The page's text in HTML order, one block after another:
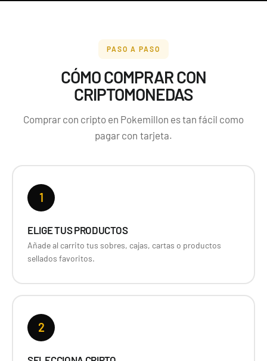
PASO A PASO
CÓMO COMPRAR CON
CRIPTOMONEDAS
Comprar con cripto en Pokemillon es tan fácil como
pagar con tarjeta.
1
ELIGE TUS PRODUCTOS
Añade al carrito tus sobres, cajas, cartas o productos
sellados favoritos.
2